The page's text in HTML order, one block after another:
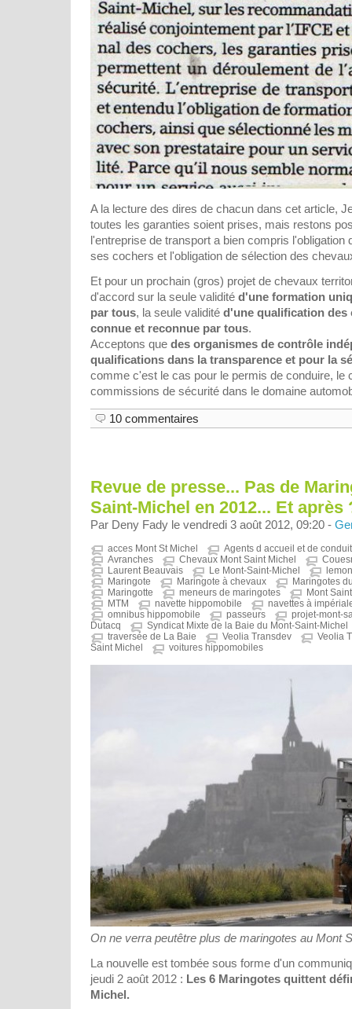
A la lecture des dires de chacun dans cet article,
toutes les garanties soient prises, mais restons
l'entreprise de transport a bien compris l'obligation
ses cochers et l'obligation de sélection des
Et pour un prochain (gros) projet de chevaux
d'accord sur la seule validité d'une formation
par tous, la seule validité d'une qualification des
connue et reconnue par tous.
Acceptons que des organismes de contrôle
qualifications dans la transparence et pour la
comme c'est le cas pour le permis de conduire, le
commissions de sécurité dans le domaine
10 commentaires
Revue de presse... Pas de
Saint-Michel en 2012... Et après
Par Deny Fady le vendredi 3 août 2012, 09:20 -
acces Mont St Michel
Agents d accueil et de
Avranches
Chevaux Mont Saint Michel
Laurent Beauvais
Le Mont-Saint-Michel
Maringote
Maringote à chevaux
Maringotes
Maringotte
meneurs de maringotes
Mont
MTM
navette hippomobile
navettes à
omnibus hippomobile
passeurs
projet-mont-
Dutacq
Syndicat Mixte de la Baie du Mont-Saint-Michel
traversée de La Baie
Veolia Transdev
Veolia
Saint Michel
voitures hippomobiles
On ne verra peutêtre plus de maringotes au Mont
La nouvelle est tombée sous forme d'un
jeudi 2 août 2012 : Les 6 Maringotes quittent
Michel.